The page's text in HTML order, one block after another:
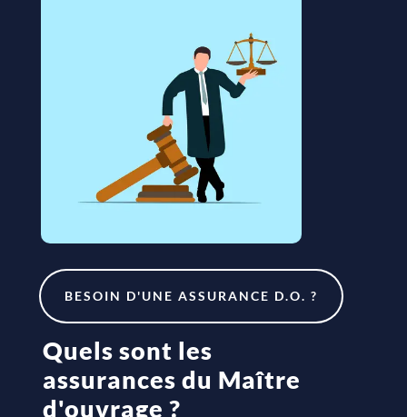
BESOIN D'UNE ASSURANCE D.O. ?
Quels sont les
assurances du Maître
d'ouvrage ?